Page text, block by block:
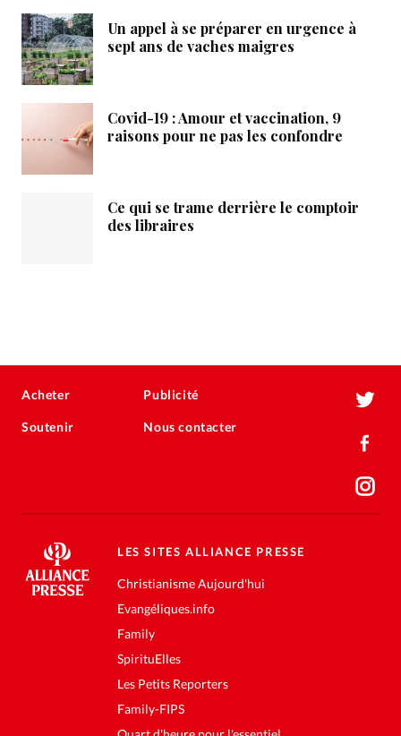
Un appel à se préparer en urgence à
sept ans de vaches maigres
Covid-19 : Amour et vaccination, 9
raisons pour ne pas les confondre
Ce qui se trame derrière le comptoir
des libraires
Acheter
Soutenir
Publicité
Nous contacter
LES SITES ALLIANCE PRESSE
Christianisme Aujourd'hui
Evangéliques.info
Family
SpirituElles
Les Petits Reporters
Family-FIPS